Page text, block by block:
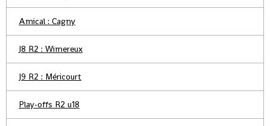
Amical : Cagny
J8 R2 : Wimereux
J9 R2 : Méricourt
Play-offs R2 u18